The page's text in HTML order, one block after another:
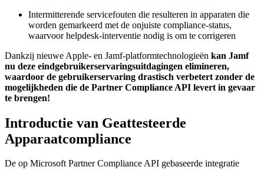
Intermitterende servicefouten die resulteren in apparaten die
worden gemarkeerd met de onjuiste compliance-status,
waarvoor helpdesk-interventie nodig is om te corrigeren
Dankzij nieuwe Apple- en Jamf-platformtechnologieën kan Jamf
nu deze eindgebruikerservaringsuitdagingen elimineren,
waardoor de gebruikerservaring drastisch verbetert zonder de
mogelijkheden die de Partner Compliance API levert in gevaar
te brengen!
Introductie van Geattesteerde
Apparaatcompliance
De op Microsoft Partner Compliance API gebaseerde integratie